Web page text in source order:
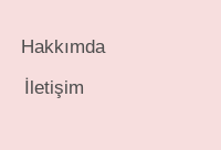
Hakkımda
İletişim